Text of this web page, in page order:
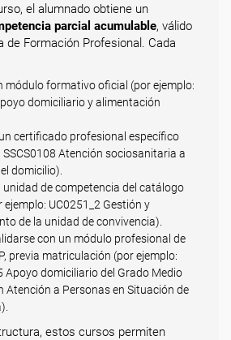
el alumnado obtiene un
parcial acumulable, válido
de Formación Profesional. Cada
módulo formativo oficial (por ejemplo:
domiciliario y alimentación
certificado profesional específico
SSCS0108 Atención sociosanitaria a
domicilio).
de competencia del catálogo
ejemplo: UC0251_2 Gestión y
de la unidad de convivencia).
con un módulo profesional de
previa matriculación (por ejemplo:
Apoyo domiciliario del Grado Medio
Atención a Personas en Situación de
estos cursos permiten